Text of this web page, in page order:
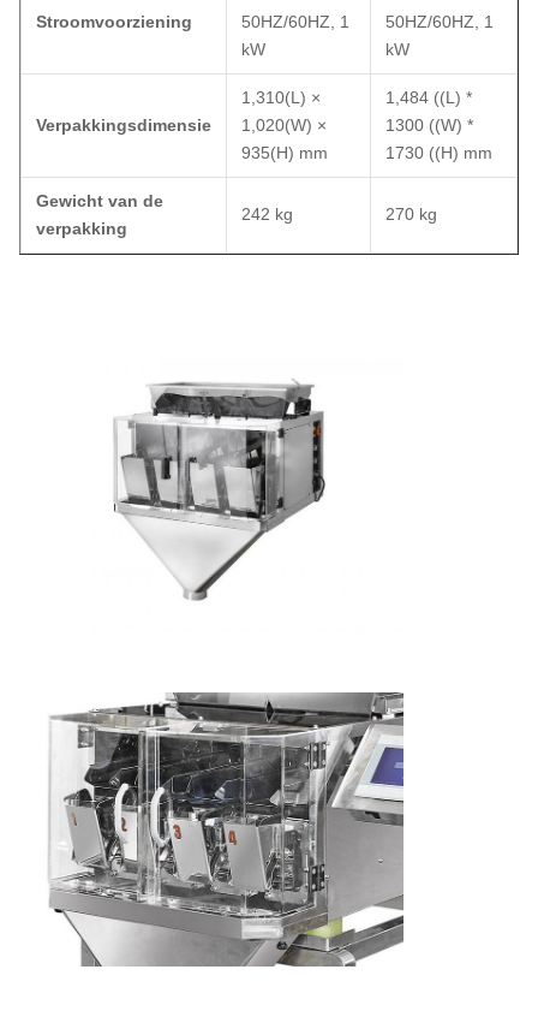
Stroomvoorziening
50HZ/60HZ, 1
kW
50HZ/60HZ, 1
kW
Verpakkingsdimensie
1,310(L) ×
1,020(W) ×
935(H) mm
1,484 ((L) *
1300 ((W) *
1730 ((H) mm
Gewicht van de
verpakking
242 kg 270 kg